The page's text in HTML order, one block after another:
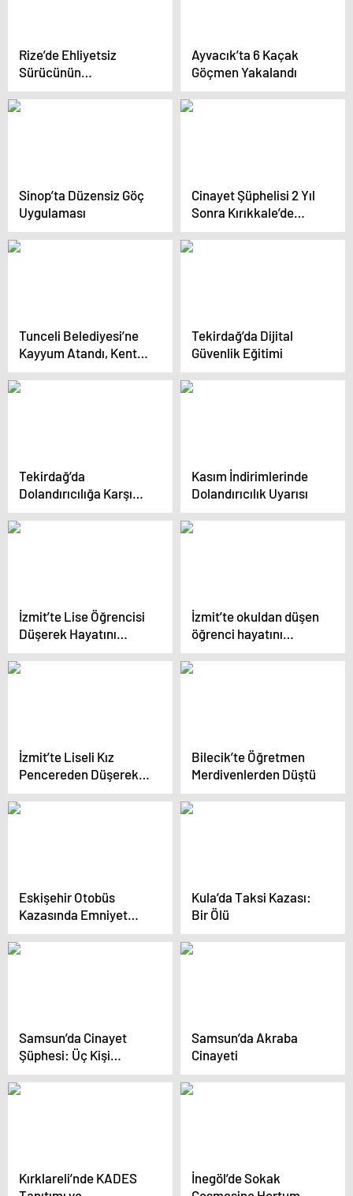
Rize’de Ehliyetsiz
Sürücünün
Yönetimindeki
Minibüsün Kazasında 9
Ayvacık’ta 6 Kaçak
Göçmen Yakalandı
Sinop’ta Düzensiz Göç
Uygulaması
Cinayet Şüphelisi 2 Yıl
Sonra Kırıkkale’de
Yakalandı
Tunceli Belediyesi’ne
Kayyum Atandı, Kentte
Eylem Yasakları
Başladı
Tekirdağ’da Dijital
Güvenlik Eğitimi
Tekirdağ’da
Dolandırıcılığa Karşı
Farkındalık Faaliyeti
Kasım İndirimlerinde
Dolandırıcılık Uyarısı
İzmit’te Lise Öğrencisi
Düşerek Hayatını
Kaybetti
İzmit’te okuldan düşen
öğrenci hayatını
kaybetti
İzmit’te Liseli Kız
Pencereden Düşerek
Hayatını Kaybetti
Bilecik’te Öğretmen
Merdivenlerden Düştü
Eskişehir Otobüs
Kazasında Emniyet
Kemerinin Önemi
Kula’da Taksi Kazası:
Bir Ölü
Samsun’da Cinayet
Şüphesi: Üç Kişi
Gözaltında
Samsun’da Akraba
Cinayeti
Kırklareli’nde KADES
İnegöl’de Sokak